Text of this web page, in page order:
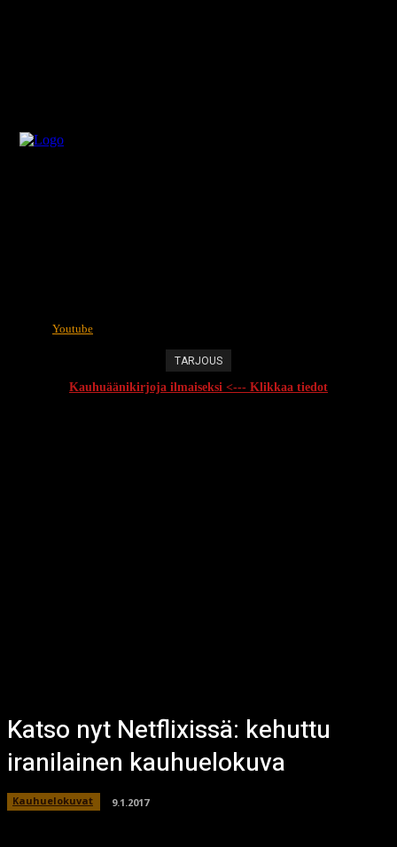
Youtube
TARJOUS
Kauhuäänikirjoja ilmaiseksi <--- Klikkaa tiedot
Katso nyt Netflixissä: kehuttu
iranilainen kauhuelokuva
Kauhuelokuvat 9.1.2017